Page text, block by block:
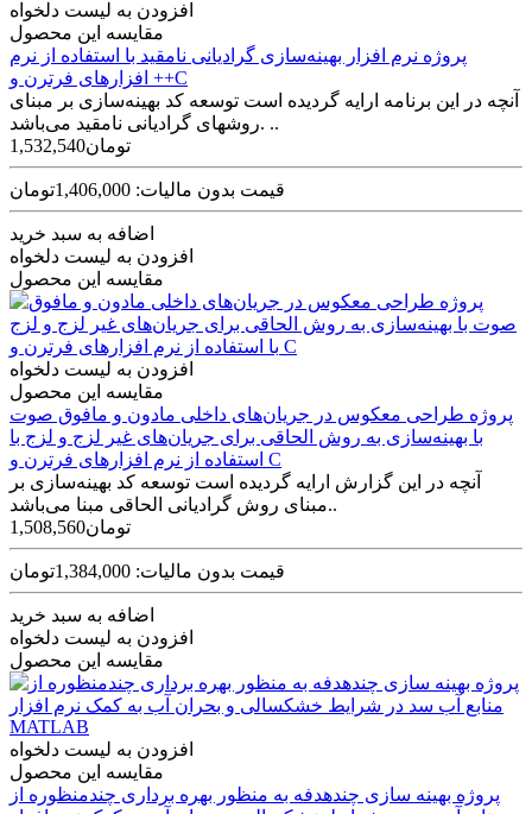
افزودن به لیست دلخواه
مقایسه این محصول
پروژه نرم افزار بهینه‌سازی گرادیانی نامقید با استفاده از نرم
افزارهای فرترن و ++C
آنچه در این برنامه ارایه گردیده است توسعه کد بهینه­‌سازی بر مبنای
روش­های گرادیانی نامقید می­‌باشد. ..
1,532,540تومان
قیمت بدون مالیات: 1,406,000تومان
اضافه به سبد خرید
افزودن به لیست دلخواه
مقایسه این محصول
افزودن به لیست دلخواه
مقایسه این محصول
پروژه طراحی معکوس در جریان‌های داخلی مادون و مافوق صوت
با بهینه‌سازی به روش الحاقی برای جریان‌های غیر لزج و لزج با
استفاده از نرم افزارهای فرترن و C
آنچه در این گزارش ارایه گردیده است توسعه کد بهینه‌­­سازی بر
مبنای روش­ گرادیانی الحاقی مبنا می­‌باشد..
1,508,560تومان
قیمت بدون مالیات: 1,384,000تومان
اضافه به سبد خرید
افزودن به لیست دلخواه
مقایسه این محصول
افزودن به لیست دلخواه
مقایسه این محصول
پروژه بهینه ‏سازی چندهدفه به منظور بهره ‏برداری چندمنظوره از